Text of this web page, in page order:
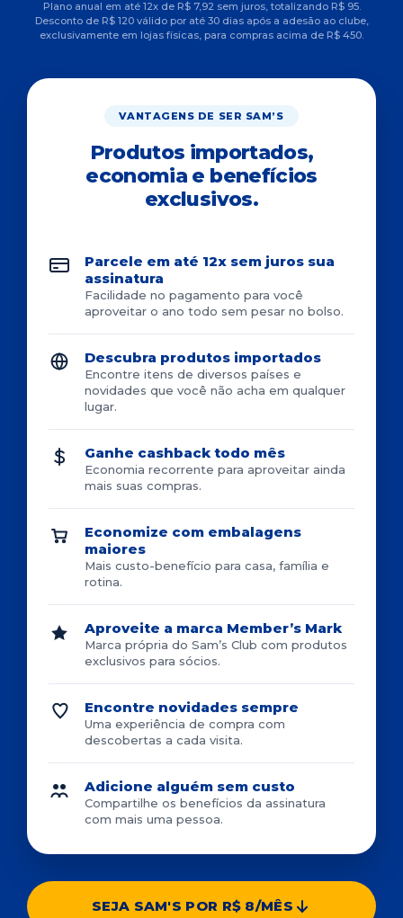
Plano anual em até 12x de R$ 7,92 sem juros, totalizando R$ 95.
Desconto de R$ 120 válido por até 30 dias após a adesão ao clube,
exclusivamente em lojas físicas, para compras acima de R$ 450.
VANTAGENS DE SER SAM’S
Produtos importados,
economia e benefícios
exclusivos.
Parcele em até 12x sem juros sua
assinatura
Facilidade no pagamento para você
aproveitar o ano todo sem pesar no bolso.
Descubra produtos importados
Encontre itens de diversos países e
novidades que você não acha em qualquer
lugar.
Ganhe cashback todo mês
Economia recorrente para aproveitar ainda
mais suas compras.
Economize com embalagens
maiores
Mais custo-benefício para casa, família e
rotina.
Aproveite a marca Member’s Mark
Marca própria do Sam’s Club com produtos
exclusivos para sócios.
Encontre novidades sempre
Uma experiência de compra com
descobertas a cada visita.
Adicione alguém sem custo
Compartilhe os benefícios da assinatura
com mais uma pessoa.
SEJA SAM'S POR R$ 8/MÊS